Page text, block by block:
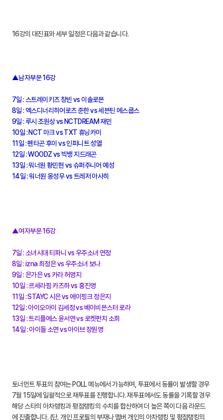
16강의 대진표와 세부 일정은 다음과 같습니다.
▲남자부문 16강
7일 : 스트레이키즈 창빈 vs 이솔로몬
8일 : 엑스디너리히어로즈 준한 vs 세븐틴 에스쿱스
9일 : 루시 조원상 vs NCTDREAM 재민
10일 : NCT 마크 vs TXT 휴닝카이
11일 : 펜타곤 후이 vs 인피니트 성열
12일 : WOODZ vs 빅뱅 지드래곤
13일 : 워너원 황민현 vs 슈퍼주니어 예성
14일 : 워너원 옹성우 vs 트레저 아사히
▲여자부문 16강
7일 : 소녀시대 티파니 vs 우주소녀 연정
8일 : izna 최정은 vs 우주소녀 보나
9일 : 은가은 vs 카라 허영지
10일 : 르세라핌 카즈하 vs 홍진영
11일 : STAYC 시은 vs 에이핑크 정은지
12일 : 아이오아이 김세정 vs 베이비몬스터 로라
13일 : 트리플에스 윤서연 vs 로켓펀치 소희
14일 : 아이들 소연 vs 아이브 장원영
토너먼트 투표의 참여는 POLL 메뉴에서 가능하며, 투표에서 동률이 발생할 경우
7월 15일에 일괄적으로 재투표를 진행합니다. 재투표에서도 동률을 기록할 경우
해당 스타의 아차랭킹과 평점랭킹의 수치를 합산하여 더 높은 쪽이 다음 라운드
에 진출합니다. (단, 개인 프로필의 부재나 멤버 개인의 아차랭킹 및 평점랭킹의